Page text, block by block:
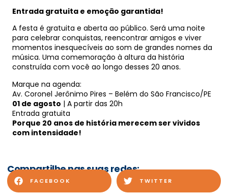
Entrada gratuita e emoção garantida!
A festa é gratuita e aberta ao público. Será uma noite
para celebrar conquistas, reencontrar amigos e viver
momentos inesquecíveis ao som de grandes nomes da
música. Uma comemoração à altura da história
construída com você ao longo desses 20 anos.
Marque na agenda:
Av. Coronel Jerônimo Pires – Belém do São Francisco/PE
01 de agosto | A partir das 20h
Entrada gratuita
Porque 20 anos de história merecem ser vividos
com intensidade!
Compartilhe nas suas redes:
FACEBOOK TWITTER